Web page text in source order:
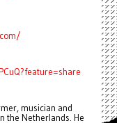
musician and
the Netherlands. He